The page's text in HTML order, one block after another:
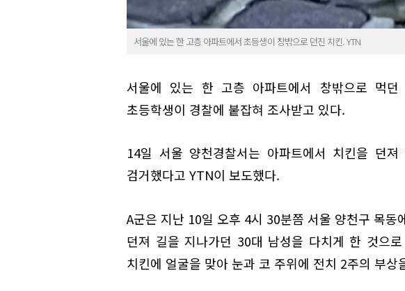
서울에 있는 한 고층 아파트에서 초등생이 창밖으로 던진 치킨. YTN
서울에 있는 한 고층 아파트에서 창밖으로 먹
초등학생이 경찰에 붙잡혀 조사받고 있다.
14일 서울 양천경찰서는 아파트에서 치킨을 던
검거했다고 YTN이 보도했다.
A군은 지난 10일 오후 4시 30분쯤 서울 양천구 목동
던져 길을 지나가던 30대 남성을 다치게 한 것으
치킨에 얼굴을 맞아 눈과 코 주위에 전치 2주의 부상